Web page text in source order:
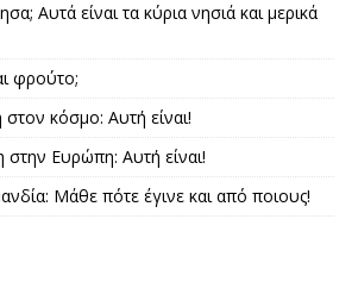
Αυτά είναι τα κύρια νησιά και μερικά
φρούτο;
κόσμο: Αυτή είναι!
στην Ευρώπη: Αυτή είναι!
Μάθε πότε έγινε και από ποιους!